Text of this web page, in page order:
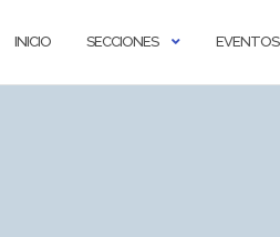
INICIO SECCIONES EVENTOS